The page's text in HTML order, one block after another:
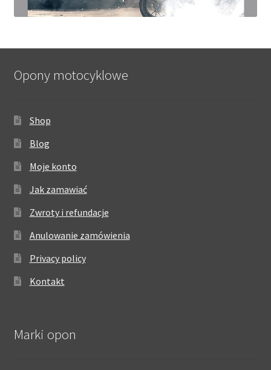
Opony motocyklowe
Shop
Blog
Moje konto
Jak zamawiać
Zwroty i refundacje
Anulowanie zamówienia
Privacy policy
Kontakt
Marki opon